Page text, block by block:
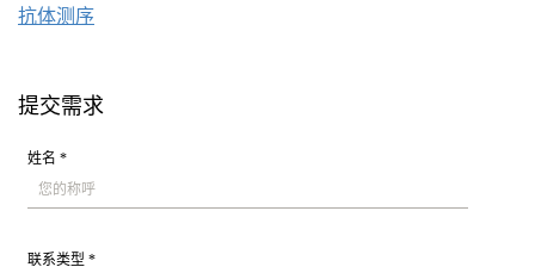
抗体测序
提交需求
姓名 *
联系类型 *